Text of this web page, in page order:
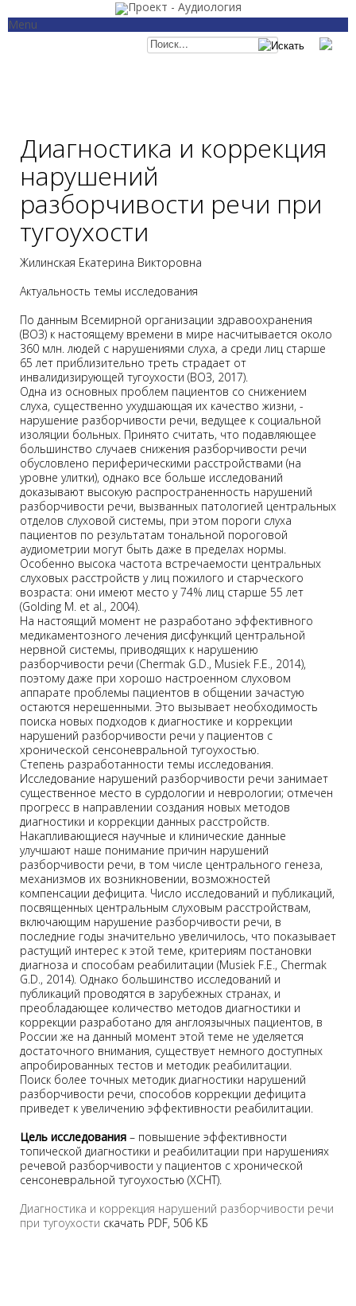
Menu
Диагностика и коррекция
нарушений
разборчивости речи при
тугоухости
Жилинская Екатерина Викторовна
Актуальность темы исследования
По данным Всемирной организации здравоохранения
(ВОЗ) к настоящему времени в мире насчитывается около
360 млн. людей с нарушениями слуха, а среди лиц старше
65 лет приблизительно треть страдает от
инвалидизирующей тугоухости (ВОЗ, 2017).
Одна из основных проблем пациентов со снижением
слуха, существенно ухудшающая их качество жизни, -
нарушение разборчивости речи, ведущее к социальной
изоляции больных. Принято считать, что подавляющее
большинство случаев снижения разборчивости речи
обусловлено периферическими расстройствами (на
уровне улитки), однако все больше исследований
доказывают высокую распространенность нарушений
разборчивости речи, вызванных патологией центральных
отделов слуховой системы, при этом пороги слуха
пациентов по результатам тональной пороговой
аудиометрии могут быть даже в пределах нормы.
Особенно высока частота встречаемости центральных
слуховых расстройств у лиц пожилого и старческого
возраста: они имеют место у 74% лиц старше 55 лет
(Golding M. et al., 2004).
На настоящий момент не разработано эффективного
медикаментозного лечения дисфункций центральной
нервной системы, приводящих к нарушению
разборчивости речи (Chermak G.D., Musiek F.E., 2014),
поэтому даже при хорошо настроенном слуховом
аппарате проблемы пациентов в общении зачастую
остаются нерешенными. Это вызывает необходимость
поиска новых подходов к диагностике и коррекции
нарушений разборчивости речи у пациентов с
хронической сенсоневральной тугоухостью.
Степень разработанности темы исследования.
Исследование нарушений разборчивости речи занимает
существенное место в сурдологии и неврологии; отмечен
прогресс в направлении создания новых методов
диагностики и коррекции данных расстройств.
Накапливающиеся научные и клинические данные
улучшают наше понимание причин нарушений
разборчивости речи, в том числе центрального генеза,
механизмов их возникновении, возможностей
компенсации дефицита. Число исследований и публикаций,
посвященных центральным слуховым расстройствам,
включающим нарушение разборчивости речи, в
последние годы значительно увеличилось, что показывает
растущий интерес к этой теме, критериям постановки
диагноза и способам реабилитации (Musiek F.E., Chermak
G.D., 2014). Однако большинство исследований и
публикаций проводятся в зарубежных странах, и
преобладающее количество методов диагностики и
коррекции разработано для англоязычных пациентов, в
России же на данный момент этой теме не уделяется
достаточного внимания, существует немного доступных
апробированных тестов и методик реабилитации.
Поиск более точных методик диагностики нарушений
разборчивости речи, способов коррекции дефицита
приведет к увеличению эффективности реабилитации.
Цель исследования – повышение эффективности
топической диагностики и реабилитации при нарушениях
речевой разборчивости у пациентов с хронической
сенсоневральной тугоухостью (ХСНТ).
Диагностика и коррекция нарушений разборчивости речи
при тугоухости скачать PDF, 506 КБ